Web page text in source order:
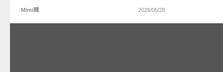
Mimi韓 2026/05/28